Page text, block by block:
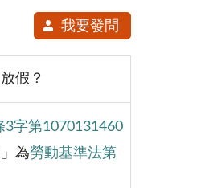
我要發問
假？
3字第1070131460
為勞動基準法第